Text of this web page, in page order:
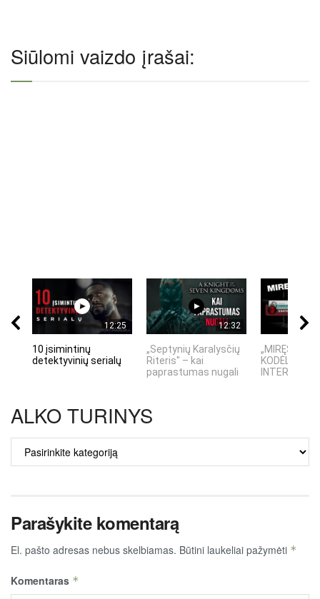
Siūlomi vaizdo įrašai:
12:25
10 įsimintinų
detektyvinių serialų
12:32
„Septynių Karalysčių
Riteris" – kai
paprastumas nugali
„MIRĘS
KODĖL
INTERNETO
ALKO TURINYS
ALKO
TURINYS
Parašykite komentarą
El. pašto adresas nebus skelbiamas. Būtini laukeliai pažymėti *
Komentaras *